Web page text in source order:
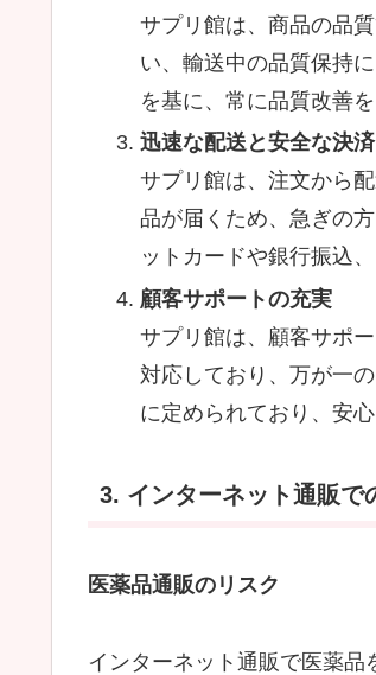
サプリ館は、商品の品
い、輸送中の品質保持
を基に、常に品質改善
迅速な配送と安全な決済
サプリ館は、注文から
品が届くため、急ぎの
ットカードや銀行振込
顧客サポートの充実
サプリ館は、顧客サポ
対応しており、万が一
に定められており、安
3. インターネット通販で
医薬品通販のリスク
インターネット通販で医薬